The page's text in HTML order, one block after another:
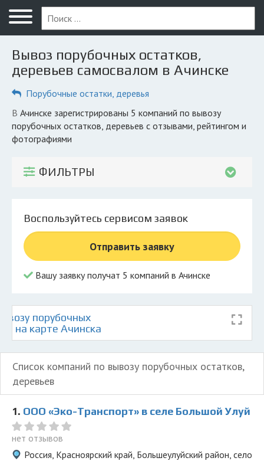
Меню
Главная
Вопрос юристу
Компании
КОМПАНИЯМ
© 2026 Все права защищены
Вывоз порубочных остатков,
деревьев самосвалом в Ачинске
Порубочные остатки, деревья
в Ачинске зарегистрированы 5 компаний по вывозу
порубочных остатков, деревьев с отзывами, рейтингом и
фотографиями
ФИЛЬТРЫ
Воспользуйтесь сервисом заявок
Отправить заявку
Вашу заявку получат 5 компаний в Ачинске
порубочных
на карте Ачинска
Список компаний по вывозу порубочных остатков,
деревьев
1. ООО «Эко-Транспорт» в селе Большой Улуй
нет отзывов
Россия, Красноярский край, Большеулуйский район, село